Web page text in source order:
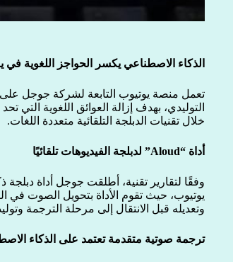
الذكاء الاصطناعي يكسر الحواجز اللغوية في
تعمل منصة يوتيوب التابعة لشركة جوجل
التوليدي، بهدف إزالة العوائق اللغوية
خلال تقنيات الدبلجة التلقائية متعددة اللغات.
أداة “Aloud” لدبلجة الفيديوهات تلقائيًا
يوتيوب، حيث تقوم الأداة بتحويل الصوت في
وتعديله قبل الانتقال إلى مرحلة الترجمة
ترجمة صوتية متقدمة تعتمد على الذكاء